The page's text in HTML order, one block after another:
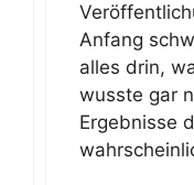
Anfang
alles drin,
wusste gar
Ergebnisse